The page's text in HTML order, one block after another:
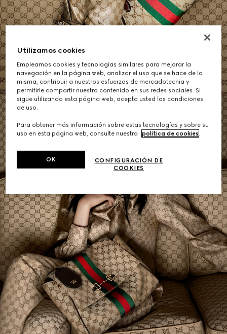
COMPRAR
Utilizamos cookies
Empleamos cookies y tecnologías similares para mejorar la
navegación en la página web, analizar el uso que se hace de la
misma, contribuir a nuestros esfuerzos de mercadotecnia y
permitirle compartir nuestro contenido en sus redes sociales. Si
sigue utilizando esta página web, acepta usted las condiciones
de uso.
Para obtener más información sobre estas tecnologías y sobre su
uso en esta página web, consulte nuestra
política de cookies
CONFIGURACIÓN DE
COOKIES
OK